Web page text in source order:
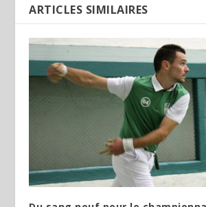
ARTICLES SIMILAIRES